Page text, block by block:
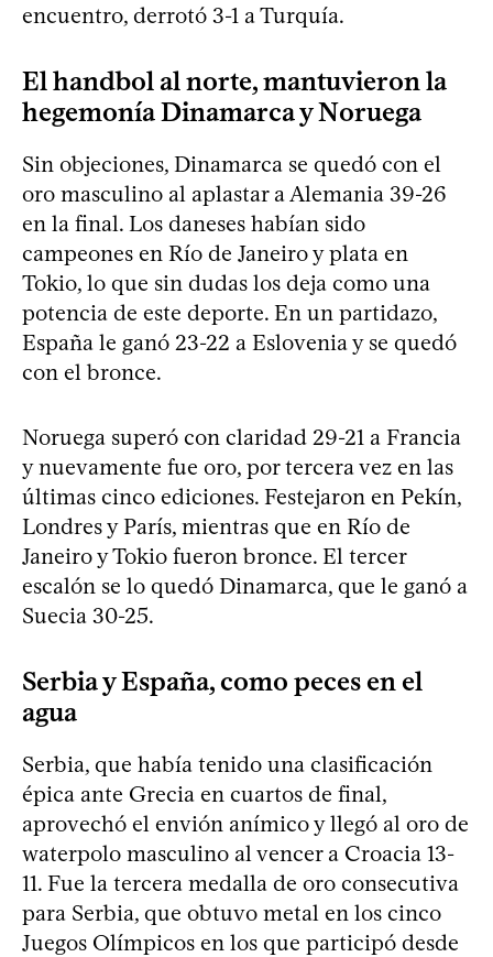
encuentro, derrotó 3-1 a Turquía.
El handbol al norte, mantuvieron la
hegemonía Dinamarca y Noruega
Sin objeciones, Dinamarca se quedó con el
oro masculino al aplastar a Alemania 39-26
en la final. Los daneses habían sido
campeones en Río de Janeiro y plata en
Tokio, lo que sin dudas los deja como una
potencia de este deporte. En un partidazo,
España le ganó 23-22 a Eslovenia y se quedó
con el bronce.
Noruega superó con claridad 29-21 a Francia
y nuevamente fue oro, por tercera vez en las
últimas cinco ediciones. Festejaron en Pekín,
Londres y París, mientras que en Río de
Janeiro y Tokio fueron bronce. El tercer
escalón se lo quedó Dinamarca, que le ganó a
Suecia 30-25.
Serbia y España, como peces en el
agua
Serbia, que había tenido una clasificación
épica ante Grecia en cuartos de final,
aprovechó el envión anímico y llegó al oro de
waterpolo masculino al vencer a Croacia 13-
11. Fue la tercera medalla de oro consecutiva
para Serbia, que obtuvo metal en los cinco
Juegos Olímpicos en los que participó desde